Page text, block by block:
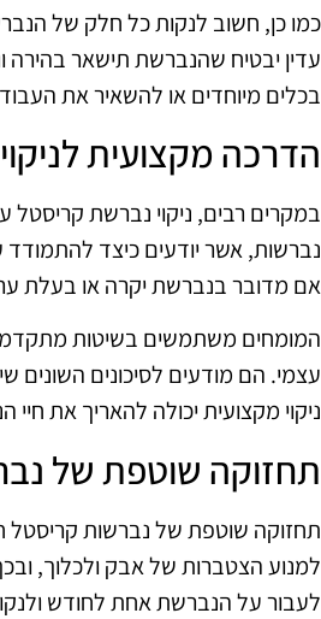
כמו כן, חשוב לנקות כל חלק של
עדין יבטיח שהנברשת תישאר בהירה
בכלים מיוחדים או להשאיר את
הדרכה מקצועית לניקוי
במקרים רבים, ניקוי נברשת קריסטל
נברשות, אשר יודעים כיצד להתמודד
אם מדובר בנברשת יקרה או בעלת
המומחים משתמשים בשיטות מתקדמות
עצמי. הם מודעים לסיכונים השונים
ניקוי מקצועית יכולה להאריך את
תחזוקה שוטפת של
תחזוקה שוטפת של נברשות קריסטל
למנוע הצטברות של אבק ולכלוך,
לעבור על הנברשת אחת לחודש